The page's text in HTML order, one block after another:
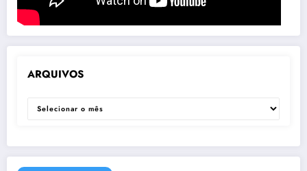
ARQUIVOS
ARQUIVOS